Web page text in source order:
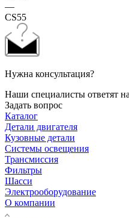
—
CS55
Нужна консультация?
Наши специалисты ответят
Задать вопрос
Каталог
Детали двигателя
Кузовные детали
Системы освещения
Трансмиссия
Фильтры
Шасси
Электрооборудование
О компании